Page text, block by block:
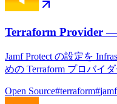
Terraform Provider
Jamf Protect の設定を
めの Terraform プロバイ
Open Source#terraform#